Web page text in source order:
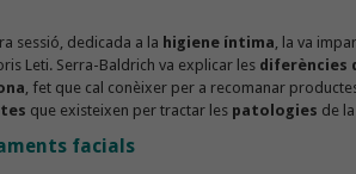
sessió, dedicada a la higiene íntima , la va
Leti. Serra-Baldrich va explicar les diferències
, fet que cal conèixer per a recomanar
que existeixen per tractar les patologies de
facials